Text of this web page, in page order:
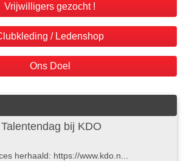
Vrijwilligers gezocht !
/ Ledenshop
Ons Doel
bij KDO
herhaald: https://www.kdo.n...